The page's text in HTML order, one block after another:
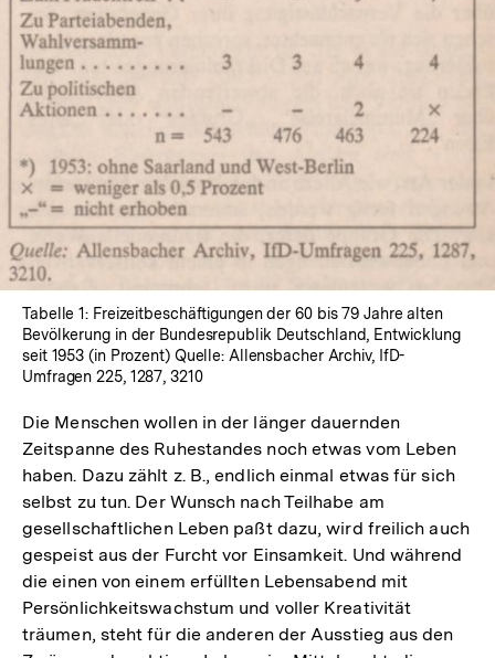
Tabelle 1: Freizeitbeschäftigungen der 60 bis 79 Jahre alten
Bevölkerung in der Bundesrepublik Deutschland, Entwicklung
seit 1953 (in Prozent) Quelle: Allensbacher Archiv, IfD-
Umfragen 225, 1287, 3210
Die Menschen wollen in der länger dauernden
Zeitspanne des Ruhestandes noch etwas vom Leben
haben. Dazu zählt z. B., endlich einmal etwas für sich
selbst zu tun. Der Wunsch nach Teilhabe am
gesellschaftlichen Leben paßt dazu, wird freilich auch
gespeist aus der Furcht vor Einsamkeit. Und während
die einen von einem erfüllten Lebensabend mit
Persönlichkeitswachstum und voller Kreativität
träumen, steht für die anderen der Ausstieg aus den